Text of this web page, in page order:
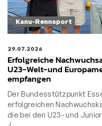
Kanu-Rennsport
29.07.2026
Erfolgreiche
U23-Welt-und
empfangen
Der Bundesstützpunkt
erfolgreichen
die bei den U23- und